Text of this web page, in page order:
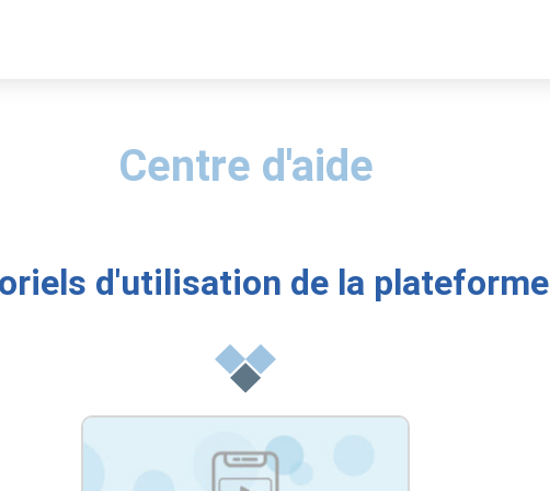
Centre d'aide
d'utilisation de la plateforme